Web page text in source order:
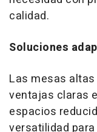
calidad.
Soluciones
Las mesas
ventajas claras
espacios
versatilidad